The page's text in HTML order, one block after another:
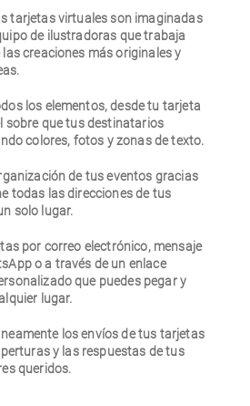
tarjetas virtuales son imaginadas
de ilustradoras que trabaja
creaciones más originales y
los elementos, desde tu tarjeta
sobre que tus destinatarios
colores, fotos y zonas de texto.
de tus eventos gracias
todas las direcciones de tus
solo lugar.
por correo electrónico, mensaje
o a través de un enlace
que puedes pegar y
lugar.
los envíos de tus tarjetas
y las respuestas de tus
queridos.